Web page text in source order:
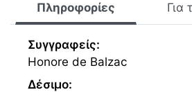
Πληροφορίες Για
Συγγραφείς:
Honore de Balzac
Δέσιμο: